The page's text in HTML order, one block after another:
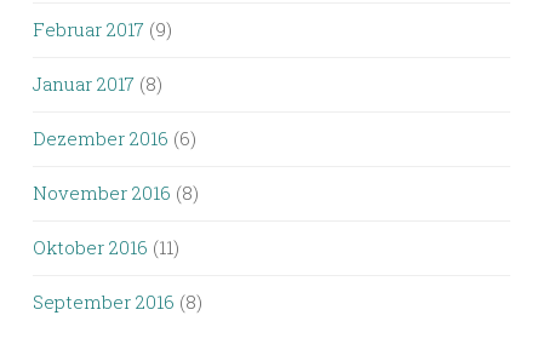
Februar 2017 (9)
Januar 2017 (8)
Dezember 2016 (6)
November 2016 (8)
Oktober 2016 (11)
September 2016 (8)